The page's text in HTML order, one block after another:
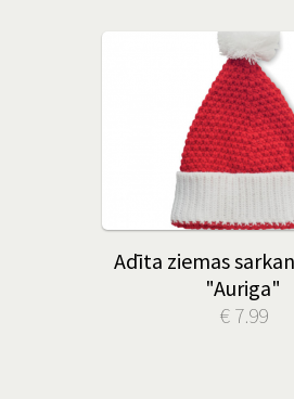
Adīta ziemas
"Auriga"
€ 7.99